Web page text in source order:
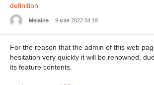
definition
Melaine 9 мая 2022 04:19
For the reason that the admin of this web
hesitation very quickly it will be renowned,
its feature contents.